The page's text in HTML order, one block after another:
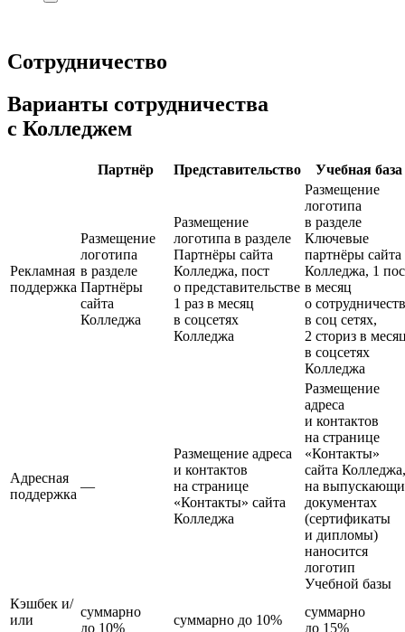
Сотрудничество
Варианты сотрудничества
с Колледжем
Партнёр Представительство Учебная база
Рекламная
поддержка
Размещение
логотипа
в разделе
Партнёры
сайта
Колледжа
Размещение
логотипа в разделе
Партнёры сайта
Колледжа, пост
о представительстве
1 раз в месяц
в соцсетях
Колледжа
Размещение
логотипа
в разделе
Ключевые
партнёры сайта
Колледжа, 1
в месяц
о
в соц сетях,
2 сториз в
в соцсетях
Колледжа
Адресная
поддержка
—
Размещение адреса
и контактов
на странице
«Контакты» сайта
Колледжа
Размещение
адреса
и контактов
на странице
«Контакты»
сайта Колледжа,
на
документах
(сертификаты
и дипломы)
наносится
логотип
Учебной базы
Кэшбек и/
или
суммарно
до 10%
суммарно до 10%
суммарно
до 15%